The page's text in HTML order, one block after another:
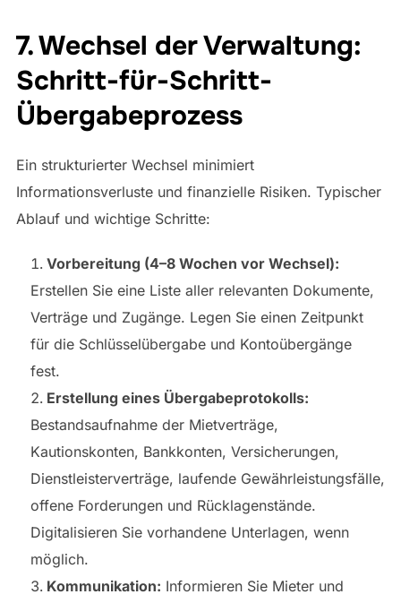
7. Wechsel der Verwaltung:
Schritt-für-Schritt-
Übergabeprozess
Ein strukturierter Wechsel minimiert
Informationsverluste und finanzielle Risiken. Typischer
Ablauf und wichtige Schritte:
Vorbereitung (4–8 Wochen vor Wechsel):
Erstellen Sie eine Liste aller relevanten Dokumente,
Verträge und Zugänge. Legen Sie einen Zeitpunkt
für die Schlüsselübergabe und Kontoübergänge
fest.
Erstellung eines Übergabeprotokolls:
Bestandsaufnahme der Mietverträge,
Kautionskonten, Bankkonten, Versicherungen,
Dienstleisterverträge, laufende Gewährleistungsfälle,
offene Forderungen und Rücklagenstände.
Digitalisieren Sie vorhandene Unterlagen, wenn
möglich.
Kommunikation: Informieren Sie Mieter und